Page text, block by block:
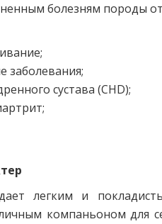
болезням породы
заболевания;
сустава (CHD);
легким и
компаньоном для